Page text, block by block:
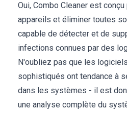
Oui, Combo Cleaner est
appareils et éliminer toutes
capable de détecter et de
infections connues par des
N'oubliez pas que les
sophistiqués ont tendance à
dans les systèmes - il est
une analyse complète du